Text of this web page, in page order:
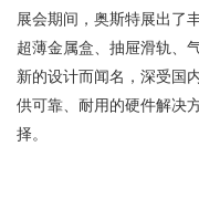
展会期间，奥斯特展出了
超薄金属盒、抽屉滑轨、
新的设计而闻名，深受国
供可靠、耐用的硬件解决
择。